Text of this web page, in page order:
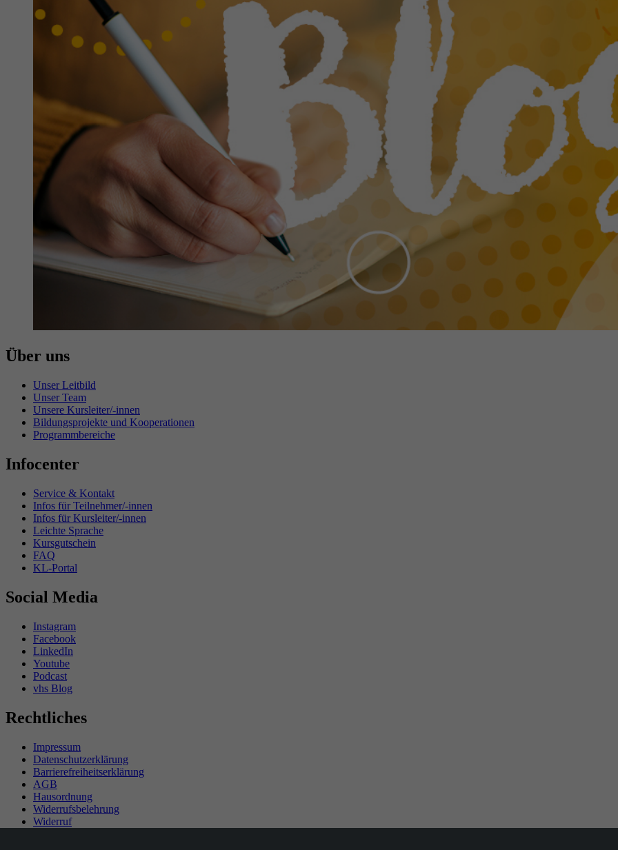
Über uns
Unser Leitbild
Unser Team
Unsere Kursleiter/-innen
Bildungsprojekte und Kooperationen
Programmbereiche
Infocenter
Service & Kontakt
Infos für Teilnehmer/-innen
Infos für Kursleiter/-innen
Leichte Sprache
Kursgutschein
FAQ
KL-Portal
Social Media
Instagram
Facebook
LinkedIn
Youtube
Podcast
vhs Blog
Rechtliches
Impressum
Datenschutzerklärung
Barrierefreiheitserklärung
AGB
Hausordnung
Widerrufsbelehrung
Widerruf